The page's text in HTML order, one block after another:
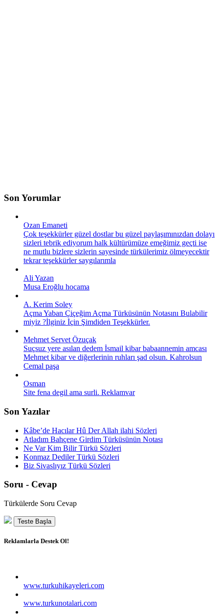
Son Yorumlar
Ozan Emaneti
Çok teşekkürler güzel dostlar bu güzel paylaşımınızdan dolayı
sizleri tebrik ediyorum halk kültürümüze emeğimiz geçti ise
ne mutlu bizlere sizlerin sayesinde türkülerimiz ölmeyecektir
tekrar teşekkürler saygılarımla
Ali Yazan
Musa Eroğlu hocama
A. Kerim Soley
Açma Yaban Çiçeğim Açma Türküsünün Notasını Bulabilir
miyiz ?İlginiz İçin Şimdiden Teşekkürler.
Mehmet Servet Özuçak
Suçsuz yere asılan dedem İsmail kibar babaannemin amcası
Mehmet kibar ve diğerlerinin ruhları şad olsun. Kahrolsun
Cemal paşa
Osman
Site fena degil ama surli. Reklamvar
Son Yazılar
Kâbe’de Hacılar Hû Der Allah ilahi Sözleri
Atladım Bahçene Girdim Türküsünün Notası
Ne Var Kim Bilir Türkü Sözleri
Konmaz Dediler Türkü Sözleri
Biz Sivaslıyız Türkü Sözleri
Soru - Cevap
Türkülerde Soru Cevap
Teste Başla
Reklamlarla Destek Ol!
www.turkuhikayeleri.com
www.turkunotalari.com